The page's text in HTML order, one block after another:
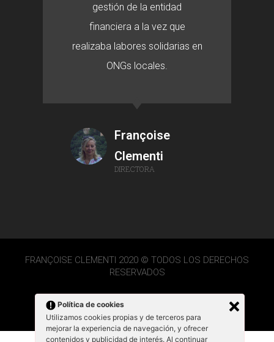
Política de cookies
Utilizamos cookies propias y de terceros para
mejorar la experiencia de navegación, y ofrecer
contenidos y publicidad de interés. Al continuar
gestión de la entidad
financiera a la vez que
realizaba labores solidarias en
ONGs locales.
Françoise
Clementi
DIRECTORA
FRANÇOISE CLEMENTI 2020 © TODOS LOS DERECHOS
RESERVADOS